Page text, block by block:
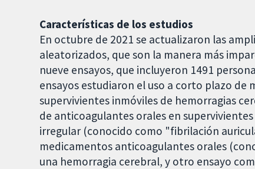
Características de los estudios
En octubre de 2021 se actualizaron las
aleatorizados, que son la manera más
nueve ensayos, que incluyeron 1491
ensayos estudiaron el uso a corto plazo
supervivientes inmóviles de hemorragias
de anticoagulantes orales en
irregular (conocido como "fibrilación
medicamentos anticoagulantes orales
una hemorragia cerebral, y otro ensayo